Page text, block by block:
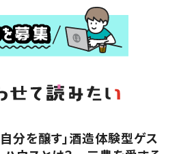
自分を醸す」酒造体験型ゲス